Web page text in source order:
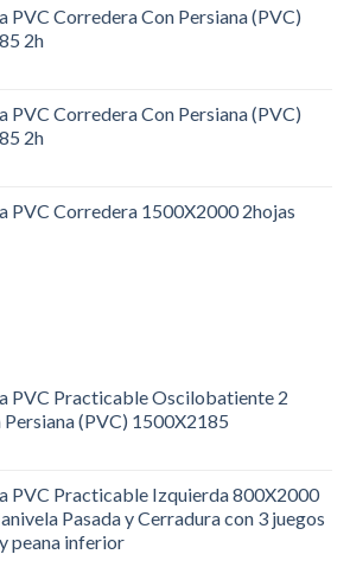
PVC Corredera Con Persiana (PVC)
2h
PVC Corredera Con Persiana (PVC)
2h
PVC Corredera 1500X2000 2hojas
PVC Practicable Oscilobatiente 2
Persiana (PVC) 1500X2185
PVC Practicable Izquierda 800X2000
Pasada y Cerradura con 3 juegos
peana inferior